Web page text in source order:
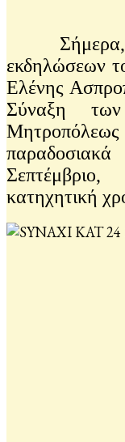
Σήμερα,
εκδηλώσεων
Ελένης
Σύναξη
κατηχητική